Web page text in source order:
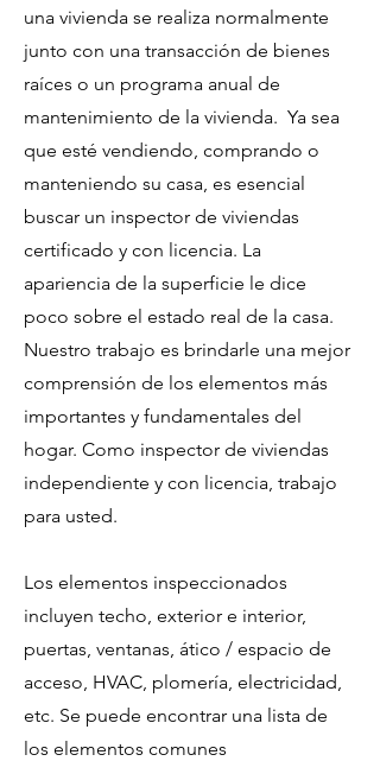
una vivienda se realiza normalmente
junto con una transacción de bienes
raíces o un programa anual de
mantenimiento de la vivienda. Ya sea
que esté vendiendo, comprando o
manteniendo su casa, es esencial
buscar un inspector de viviendas
certificado y con licencia. La
apariencia de la superficie le dice
poco sobre el estado real de la casa.
Nuestro trabajo es brindarle una mejor
comprensión de los elementos más
importantes y fundamentales del
hogar. Como inspector de viviendas
independiente y con licencia, trabajo
para usted.
Los elementos inspeccionados
incluyen techo, exterior e interior,
puertas, ventanas, ático / espacio de
acceso, HVAC, plomería, electricidad,
etc. Se puede encontrar una lista de
los elementos comunes